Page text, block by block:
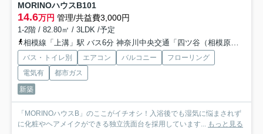
MORINOハウスB101
14.6万円 管理/共益費3,000円
1-2階 / 82.80㎡ / 3LDK /予定
相模線「上溝」駅 バス6分 神奈川中央交通「四ツ谷（相模原市中央区）」 停歩5分
バス・トイレ別 エアコン バルコニー
フローリング
電気有
都市ガス
新築
「MORINOハウスB」のここがイチオシ！入浴後でも湿気に悩まされず
に化粧やヘアメイクができる独立洗面台を採用しています... もっと見る